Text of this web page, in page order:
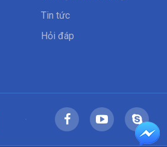
Tin tức
Hỏi đáp